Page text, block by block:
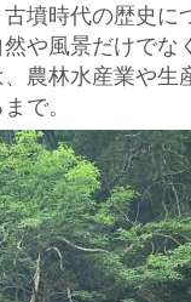
墳時代の歴史に
や風景だけでな
農林水産業や生
で。